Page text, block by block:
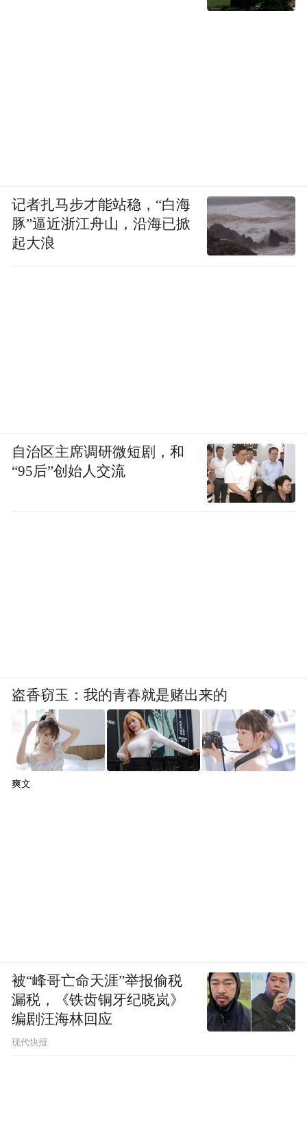
记者扎马步才能站稳，“白海
豚”逼近浙江舟山，沿海已掀
起大浪
自治区主席调研微短剧，和
“95后”创始人交流
盗香窃玉：我的青春就是赌出来的
爽文
被“峰哥亡命天涯”举报偷税
漏税，《铁齿铜牙纪晓岚》
编剧汪海林回应
现代快报